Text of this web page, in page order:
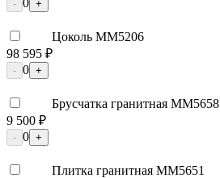
- +
Цоколь ММ5206
98 595 ₽
- 0 +
Брусчатка гранитная ММ5658
9 500 ₽
- 0 +
Плитка гранитная ММ5651